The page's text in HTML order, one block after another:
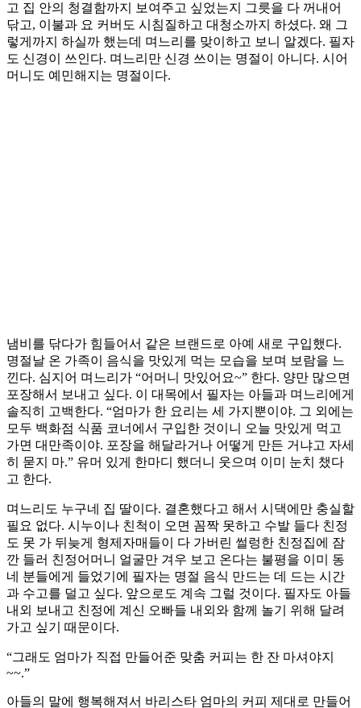
고 집 안의 청결함까지 보여주고 싶었는지 그릇을 다 꺼내어
닦고, 이불과 요 커버도 시침질하고 대청소까지 하셨다. 왜 그
렇게까지 하실까 했는데 며느리를 맞이하고 보니 알겠다. 필자
도 신경이 쓰인다. 며느리만 신경 쓰이는 명절이 아니다. 시어
머니도 예민해지는 명절이다.
냄비를 닦다가 힘들어서 같은 브랜드로 아예 새로 구입했다.
명절날 온 가족이 음식을 맛있게 먹는 모습을 보며 보람을 느
낀다. 심지어 며느리가 “어머니 맛있어요~” 한다. 양만 많으면
포장해서 보내고 싶다. 이 대목에서 필자는 아들과 며느리에게
솔직히 고백한다. “엄마가 한 요리는 세 가지뿐이야. 그 외에는
모두 백화점 식품 코너에서 구입한 것이니 오늘 맛있게 먹고
가면 대만족이야. 포장을 해달라거나 어떻게 만든 거냐고 자세
히 묻지 마.” 유머 있게 한마디 했더니 웃으며 이미 눈치 챘다
고 한다.
며느리도 누구네 집 딸이다. 결혼했다고 해서 시댁에만 충실할
필요 없다. 시누이나 친척이 오면 꼼짝 못하고 수발 들다 친정
도 못 가 뒤늦게 형제자매들이 다 가버린 썰렁한 친정집에 잠
깐 들러 친정어머니 얼굴만 겨우 보고 온다는 불평을 이미 동
네 분들에게 들었기에 필자는 명절 음식 만드는 데 드는 시간
과 수고를 덜고 싶다. 앞으로도 계속 그럴 것이다. 필자도 아들
내외 보내고 친정에 계신 오빠들 내외와 함께 놀기 위해 달려
가고 싶기 때문이다.
“그래도 엄마가 직접 만들어준 맞춤 커피는 한 잔 마셔야지
~~.”
아들의 말에 행복해져서 바리스타 엄마의 커피 제대로 만들어